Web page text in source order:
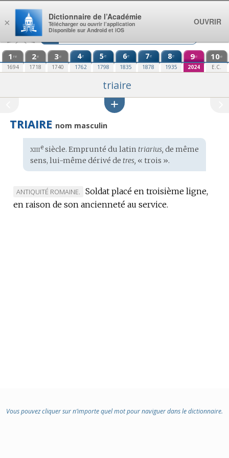
Aller au contenu
1 re
1694
2e
1718
3e
1740
4e
1762
5e
1798
6e
1835
7e
1878
8e
1935
9e
2024
10e
E.C.
triaire
TRIAIRE nom masculin
Étymologie
:
xiiiesiècle. Emprunté du latin triarius, de même
sens, lui-même dérivé de tres, « trois ».
MARQUE
DE
ANTIQUITÉ ROMAINE.
Soldat placé en troisième ligne,
en raison de son ancienneté au service.
Vous pouvez cliquer sur n’importe quel mot pour naviguer dans le dictionnaire.
×
Dictionnaire de l’Académie
Télécharger ou ouvrir l’application
Disponible sur Android et iOS
OUVRIR